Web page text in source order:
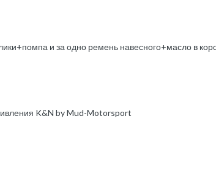
и за одно ремень навесного+масло в
K&N by Mud-Motorsport